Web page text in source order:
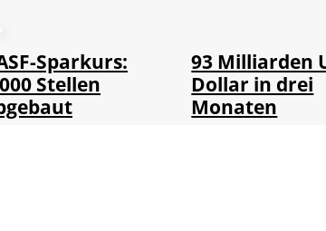
Sparkurs:
Stellen
93 Milliarden
Dollar in drei
Monaten